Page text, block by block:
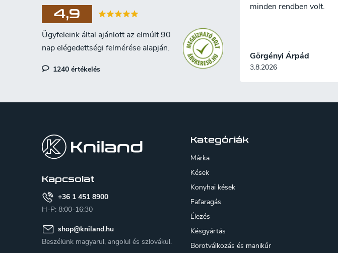
4,9
1240 értékelés
Görgényi Árpád
3.8.2026
minden rendben volt.
Kapcsolat
+36 1 451 8900
H-P: 8:00-16:30
shop@kniland.hu
Beszélünk magyarul, angolul és szlovákul.
Kategóriák
Márka
Kések
Konyhai kések
Fafaragás
Élezés
Késgyártás
Borotválkozás és manikűr